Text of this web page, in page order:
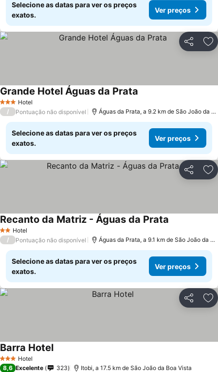
Selecione as datas para ver os preços
exatos.
Ver preços
Partilhar
3 EstrelasHotel
Grande Hotel Águas da Prata
/ Pontuação não disponível Águas da Prata, a 9.2 km de São João da Boa Vista
Selecione as datas para ver os preços
exatos.
Ver preços
Partilhar
2 Estrelas
Hotel
Recanto da Matriz - Águas da Prata
/ Pontuação não disponível Águas da Prata, a 9.1 km de São João da Boa Vista
Selecione as datas para ver os preços
exatos.
Ver preços
Partilhar
3 EstrelasHotel
Barra Hotel
8,6 Excelente 323 Itobi, a 17.5 km de São João da Boa Vista